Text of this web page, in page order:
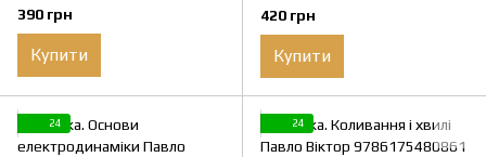
390 грн
Купити
2 Павло Віктор
420 грн
Купити
24 24